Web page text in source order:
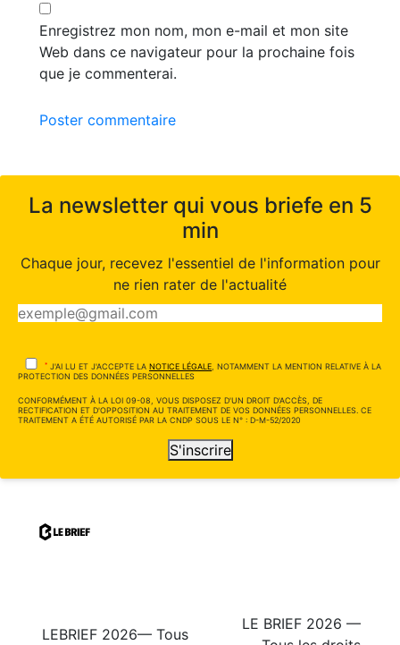
Enregistrez mon nom, mon e-mail et mon site
Web dans ce navigateur pour la prochaine fois
que je commenterai.
Poster commentaire
La newsletter qui vous briefe en 5
min
Chaque jour, recevez l'essentiel de l'information pour
ne rien rater de l'actualité
* J'AI LU ET J'ACCEPTE LA NOTICE LÉGALE, NOTAMMENT LA MENTION RELATIVE À LA
PROTECTION DES DONNÉES PERSONNELLES
CONFORMÉMENT À LA LOI 09-08, VOUS DISPOSEZ D'UN DROIT D'ACCÈS, DE
RECTIFICATION ET D'OPPOSITION AU TRAITEMENT DE VOS DONNÉES PERSONNELLES. CE
TRAITEMENT A ÉTÉ AUTORISÉ PAR LA CNDP SOUS LE N° : D-M-52/2020
S'inscrire
LEBRIEF 2026— Tous
LE BRIEF 2026 —